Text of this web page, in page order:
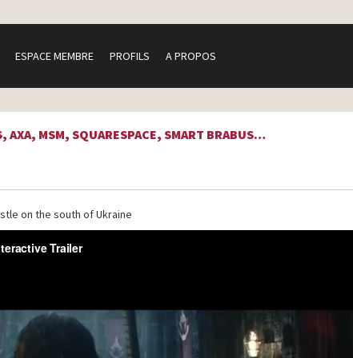
ESPACE MEMBRE PROFILS A PROPOS
AXA, MSM, SQUARESPACE, SMART BRABUS…
on the south of Ukraine